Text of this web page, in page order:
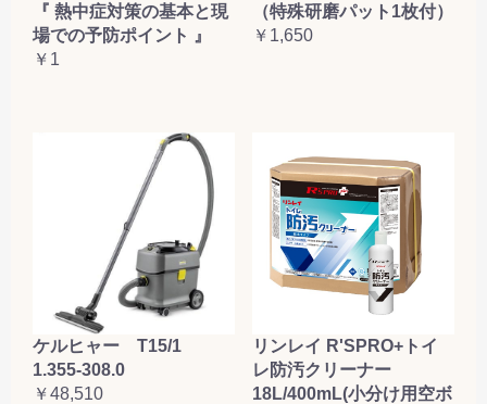
『 熱中症対策の基本と現
場での予防ポイント 』
￥1
（特殊研磨パット1枚付）
￥1,650
ケルヒャー T15/1
1.355-308.0
￥48,510
リンレイ R'SPRO+トイ
レ防汚クリーナー
18L/400mL(小分け用空ボ